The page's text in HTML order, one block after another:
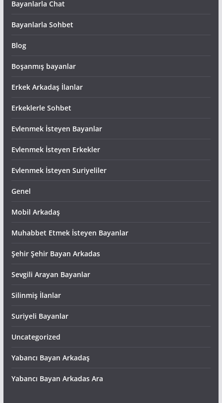
Bayanlarla Chat
Bayanlarla Sohbet
Blog
Boşanmış bayanlar
Erkek Arkadaş İlanlar
Erkeklerle Sohbet
Evlenmek İsteyen Bayanlar
Evlenmek İsteyen Erkekler
Evlenmek İsteyen Suriyeliler
Genel
Mobil Arkadaş
Muhabbet Etmek İsteyen Bayanlar
Şehir Şehir Bayan Arkadas
Sevgili Arayan Bayanlar
Silinmiş İlanlar
Suriyeli Bayanlar
Uncategorized
Yabancı Bayan Arkadaş
Yabancı Bayan Arkadas Ara